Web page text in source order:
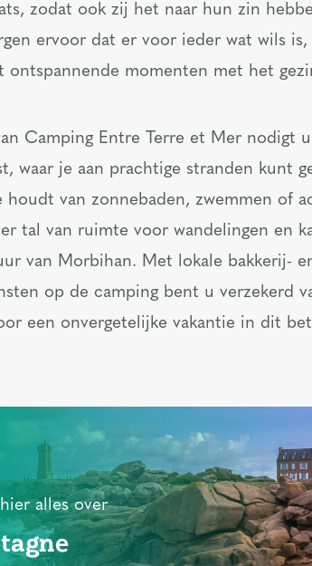
zodat ook zij het naar hun zin
ervoor dat er voor ieder wat wils is,
ontspannende momenten met het
Camping Entre Terre et Mer nodigt
waar je aan prachtige stranden kunt
houdt van zonnebaden, zwemmen of
er tal van ruimte voor wandelingen en
van Morbihan. Met lokale bakkerij-
op de camping bent u verzekerd
een onvergetelijke vakantie in dit
hier alles over